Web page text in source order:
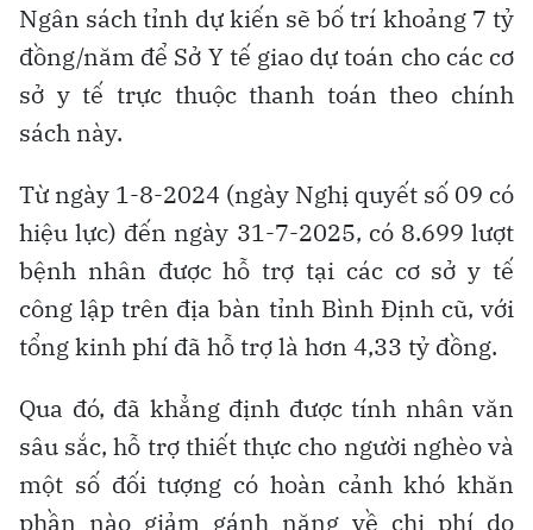
Ngân sách tỉnh dự kiến sẽ bố trí khoảng 7 tỷ
đồng/năm để Sở Y tế giao dự toán cho các cơ
sở y tế trực thuộc thanh toán theo chính
sách này.
Từ ngày 1-8-2024 (ngày Nghị quyết số 09 có
hiệu lực) đến ngày 31-7-2025, có 8.699 lượt
bệnh nhân được hỗ trợ tại các cơ sở y tế
công lập trên địa bàn tỉnh Bình Định cũ, với
tổng kinh phí đã hỗ trợ là hơn 4,33 tỷ đồng.
Qua đó, đã khẳng định được tính nhân văn
sâu sắc, hỗ trợ thiết thực cho người nghèo và
một số đối tượng có hoàn cảnh khó khăn
phần nào giảm gánh nặng về chi phí do